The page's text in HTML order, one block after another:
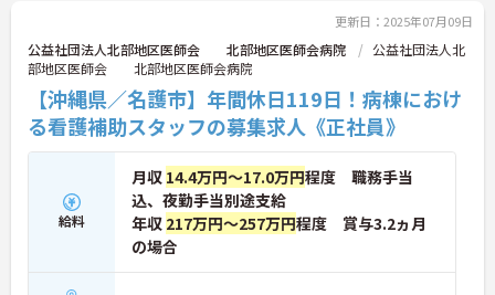
更新日：2025年07月09日
公益社団法人北部地区医師会 北部地区医師会病院
公益社団法人北
部地区医師会 北部地区医師会病院
【沖縄県／名護市】年間休日119日！病棟におけ
る看護補助スタッフの募集求人《正社員》
給料
月収 14.4万円～17.0万円程度 職務手当
込、夜勤手当別途支給
年収 217万円～257万円程度 賞与3.2ヵ月
の場合